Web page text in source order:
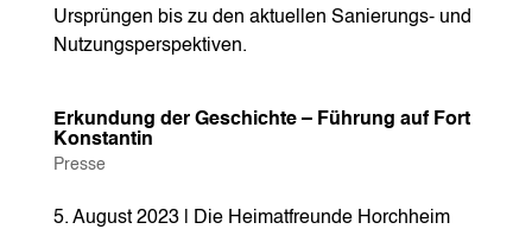
Ursprüngen bis zu den aktuellen Sanierungs- und
Nutzungsperspektiven.
Erkundung der Geschichte – Führung auf Fort
Konstantin
Presse
5. August 2023 | Die Heimatfreunde Horchheim